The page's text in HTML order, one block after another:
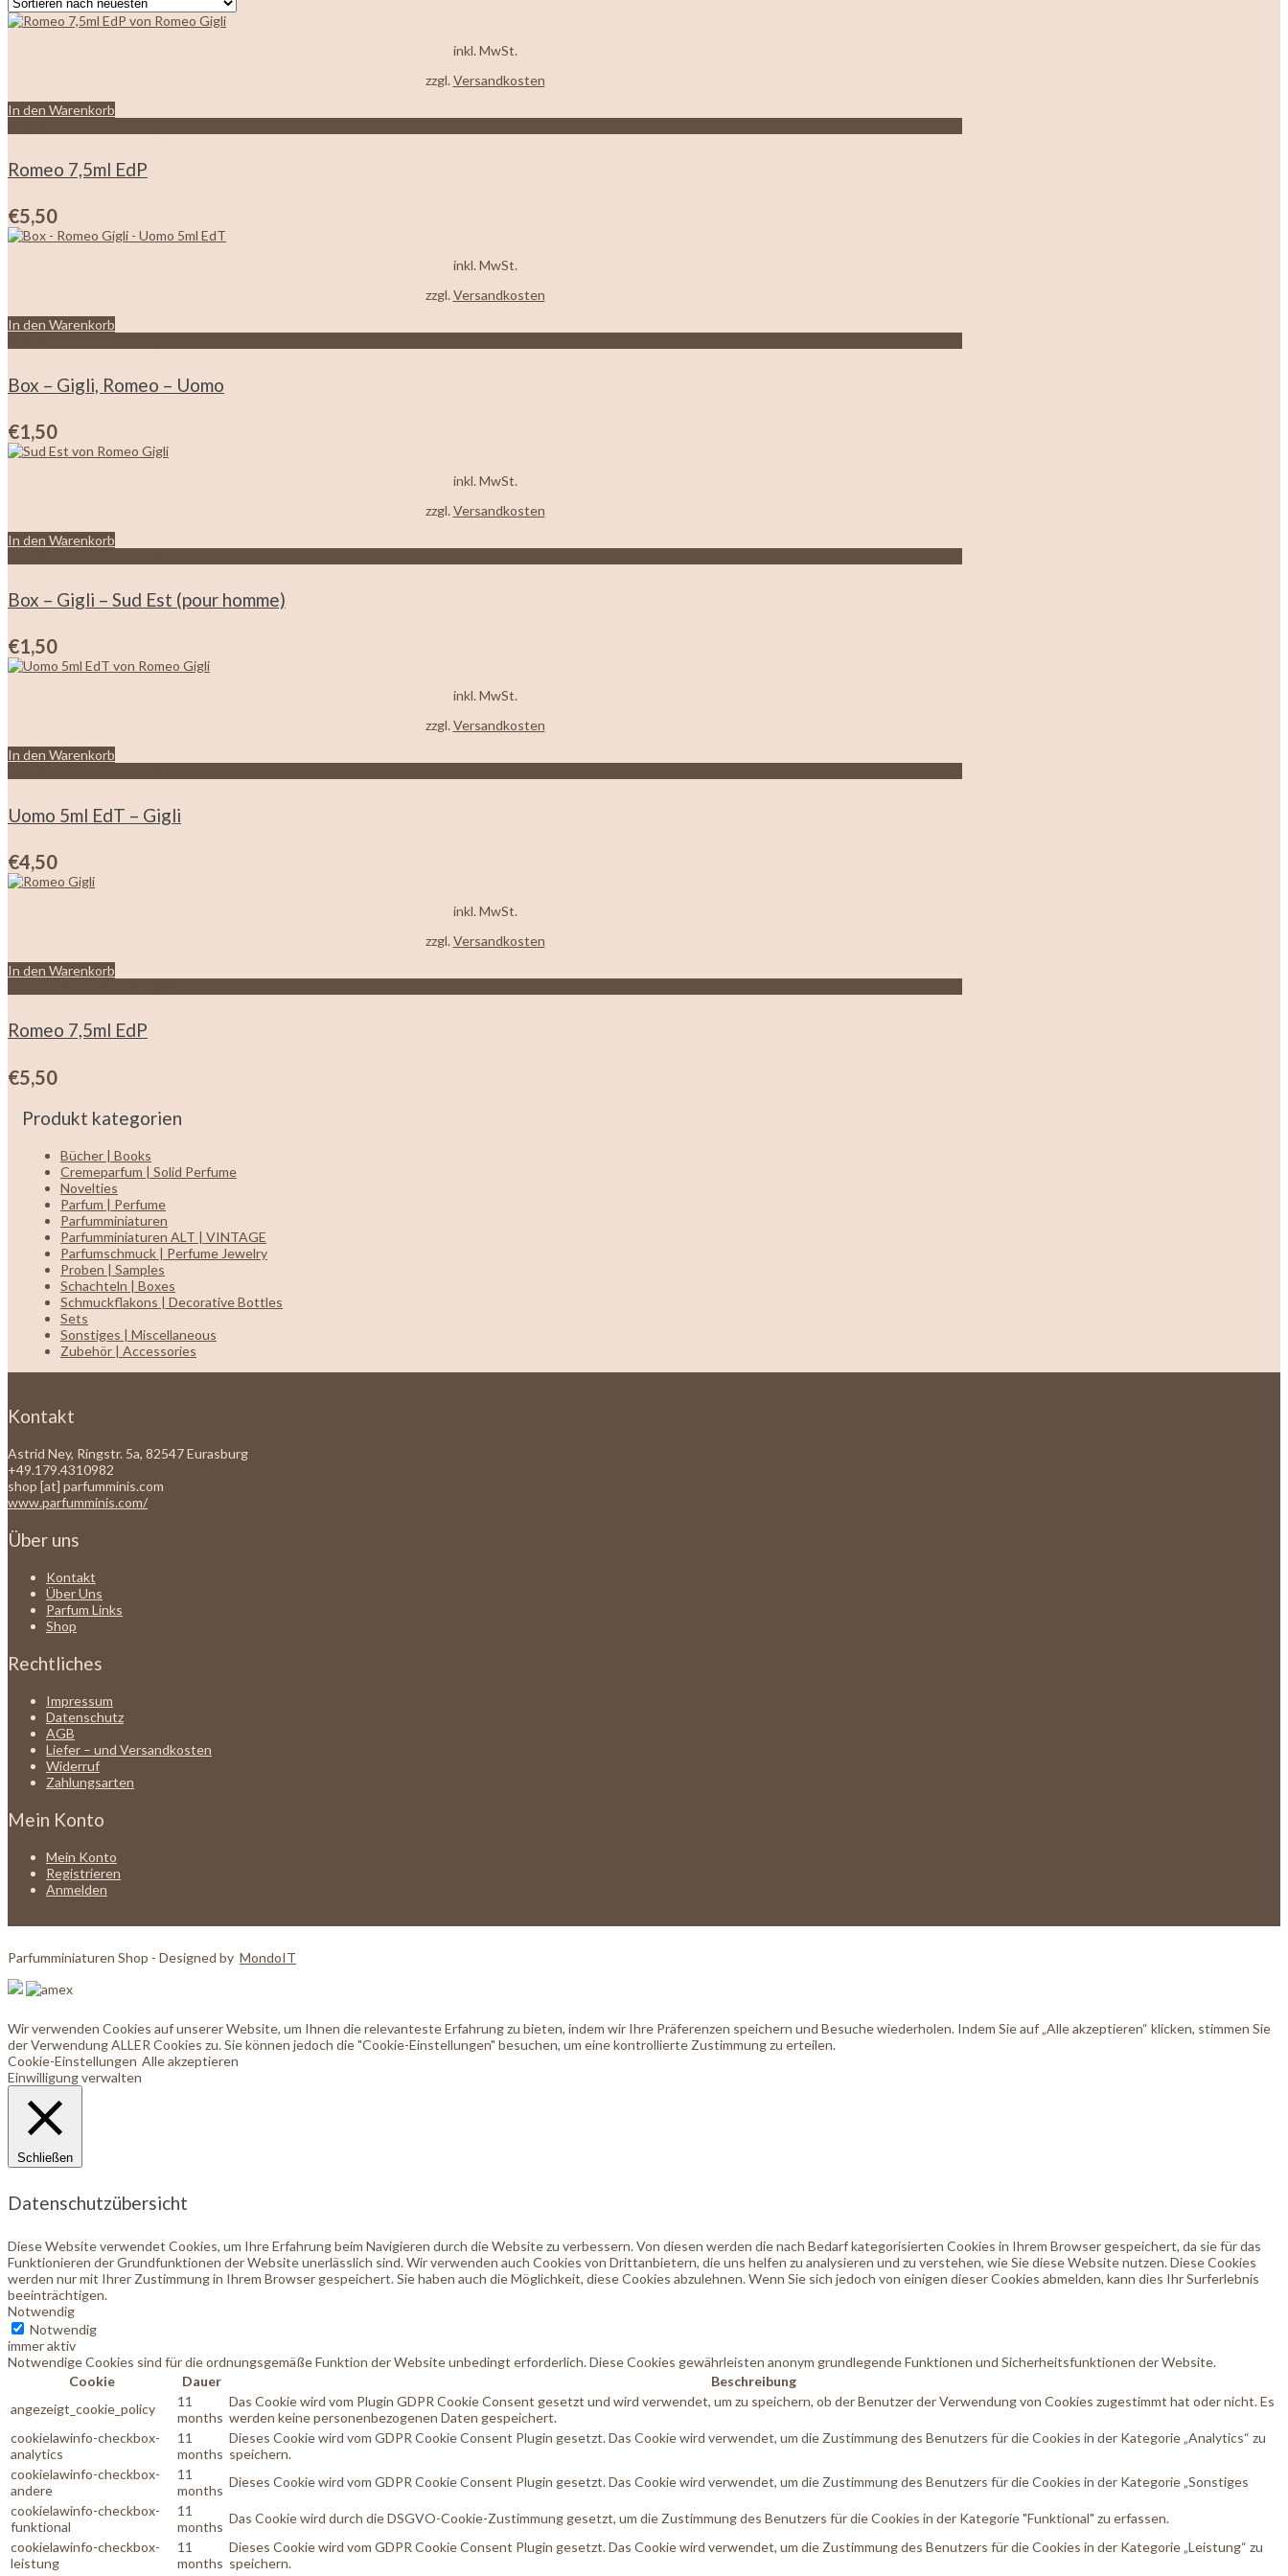
sortiert
inkl. MwSt.
zzgl. Versandkosten
In den Warenkorb
Romeo 7,5ml EdP
€5,50
inkl. MwSt.
zzgl.Versandkosten
In den Warenkorb
Box – Gigli, Romeo – Uomo
€1,50
inkl. MwSt.
zzgl. Versandkosten
In den Warenkorb
Box – Gigli – Sud Est (pour homme)
€1,50
inkl. MwSt.
zzgl.Versandkosten
In den Warenkorb
Uomo 5ml EdT – Gigli
€4,50
inkl. MwSt.
zzgl. Versandkosten
In den Warenkorb
Romeo 7,5ml EdP
€5,50
Produkt kategorien
Bücher | Books
Cremeparfum | Solid Perfume
Novelties
Parfum | Perfume
Parfumminiaturen
Parfumminiaturen ALT | VINTAGE
Parfumschmuck | Perfume Jewelry
Proben | Samples
Schachteln | Boxes
Schmuckflakons | Decorative Bottles
Sets
Sonstiges | Miscellaneous
Zubehör | Accessories
Kontakt
Astrid Ney, Ringstr. 5a, 82547 Eurasburg
+49.179.4310982
shop [at] parfumminis.com
www.parfumminis.com/
Über uns
Kontakt
Über Uns
Parfum Links
Shop
Rechtliches
Impressum
Datenschutz
AGB
Liefer – und Versandkosten
Widerruf
Zahlungsarten
Mein Konto
Mein Konto
Registrieren
Anmelden
Parfumminiaturen Shop - Designed by MondoIT
Wir verwenden Cookies auf unserer Website, um Ihnen die relevanteste Erfahrung zu bieten, indem wir Ihre Präferenzen speichern und Besuche wiederholen. Indem Sie auf „Alle akzeptieren“ klicken, stimmen Sie
der Verwendung ALLER Cookies zu. Sie können jedoch die "Cookie-Einstellungen" besuchen, um eine kontrollierte Zustimmung zu erteilen.
Cookie-Einstellungen Alle akzeptieren
Einwilligung verwalten
Schließen
Datenschutzübersicht
Diese Website verwendet Cookies, um Ihre Erfahrung beim Navigieren durch die Website zu verbessern. Von diesen werden die nach Bedarf kategorisierten Cookies in Ihrem Browser gespeichert, da sie für das
Funktionieren der Grundfunktionen der Website unerlässlich sind. Wir verwenden auch Cookies von Drittanbietern, die uns helfen zu analysieren und zu verstehen, wie Sie diese Website nutzen. Diese Cookies
werden nur mit Ihrer Zustimmung in Ihrem Browser gespeichert. Sie haben auch die Möglichkeit, diese Cookies abzulehnen. Wenn Sie sich jedoch von einigen dieser Cookies abmelden, kann dies Ihr Surferlebnis
beeinträchtigen.
Notwendig
Notwendig
immer aktiv
Notwendige Cookies sind für die ordnungsgemäße Funktion der Website unbedingt erforderlich. Diese Cookies gewährleisten anonym grundlegende Funktionen und Sicherheitsfunktionen der Website.
Cookie
Dauer
Beschreibung
angezeigt_cookie_policy
11
months
Das Cookie wird vom Plugin GDPR Cookie Consent gesetzt und wird verwendet, um zu speichern, ob der Benutzer der Verwendung von Cookies zugestimmt hat oder nicht. Es
werden keine personenbezogenen Daten gespeichert.
cookielawinfo-checkbox-
analytics
11
months
Dieses Cookie wird vom GDPR Cookie Consent Plugin gesetzt. Das Cookie wird verwendet, um die Zustimmung des Benutzers für die Cookies in der Kategorie „Analytics“ zu
speichern.
cookielawinfo-checkbox-
andere
11
months
Dieses Cookie wird vom GDPR Cookie Consent Plugin gesetzt. Das Cookie wird verwendet, um die Zustimmung des Benutzers für die Cookies in der Kategorie „Sonstiges
cookielawinfo-checkbox-
funktional
11
months
Das Cookie wird durch die DSGVO-Cookie-Zustimmung gesetzt, um die Zustimmung des Benutzers für die Cookies in der Kategorie "Funktional" zu erfassen.
cookielawinfo-checkbox-
leistung
11
months
Dieses Cookie wird vom GDPR Cookie Consent Plugin gesetzt. Das Cookie wird verwendet, um die Zustimmung des Benutzers für die Cookies in der Kategorie „Leistung“ zu
speichern.